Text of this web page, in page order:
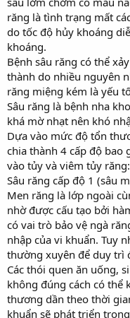
răng là tình trạng mất
do tốc độ hủy khoáng
khoáng.
Bệnh sâu răng có thể
thành do nhiều nguyên
răng miệng kém là yếu
Sâu răng là bệnh nha
khá mờ nhạt nên khó
Dựa vào mức độ tổn
chia thành 4 cấp độ bao
vào tủy và viêm tủy răng:
Sâu răng cấp độ 1 (sâu
Men răng là lớp ngoài
nhờ được cấu tạo bởi
có vai trò bảo vệ ngà
nhập của vi khuẩn. Tuy
thường xuyên để duy trì
Các thói quen ăn uống,
không đúng cách có thể
thương dần theo thời
khuẩn sẽ phát triển